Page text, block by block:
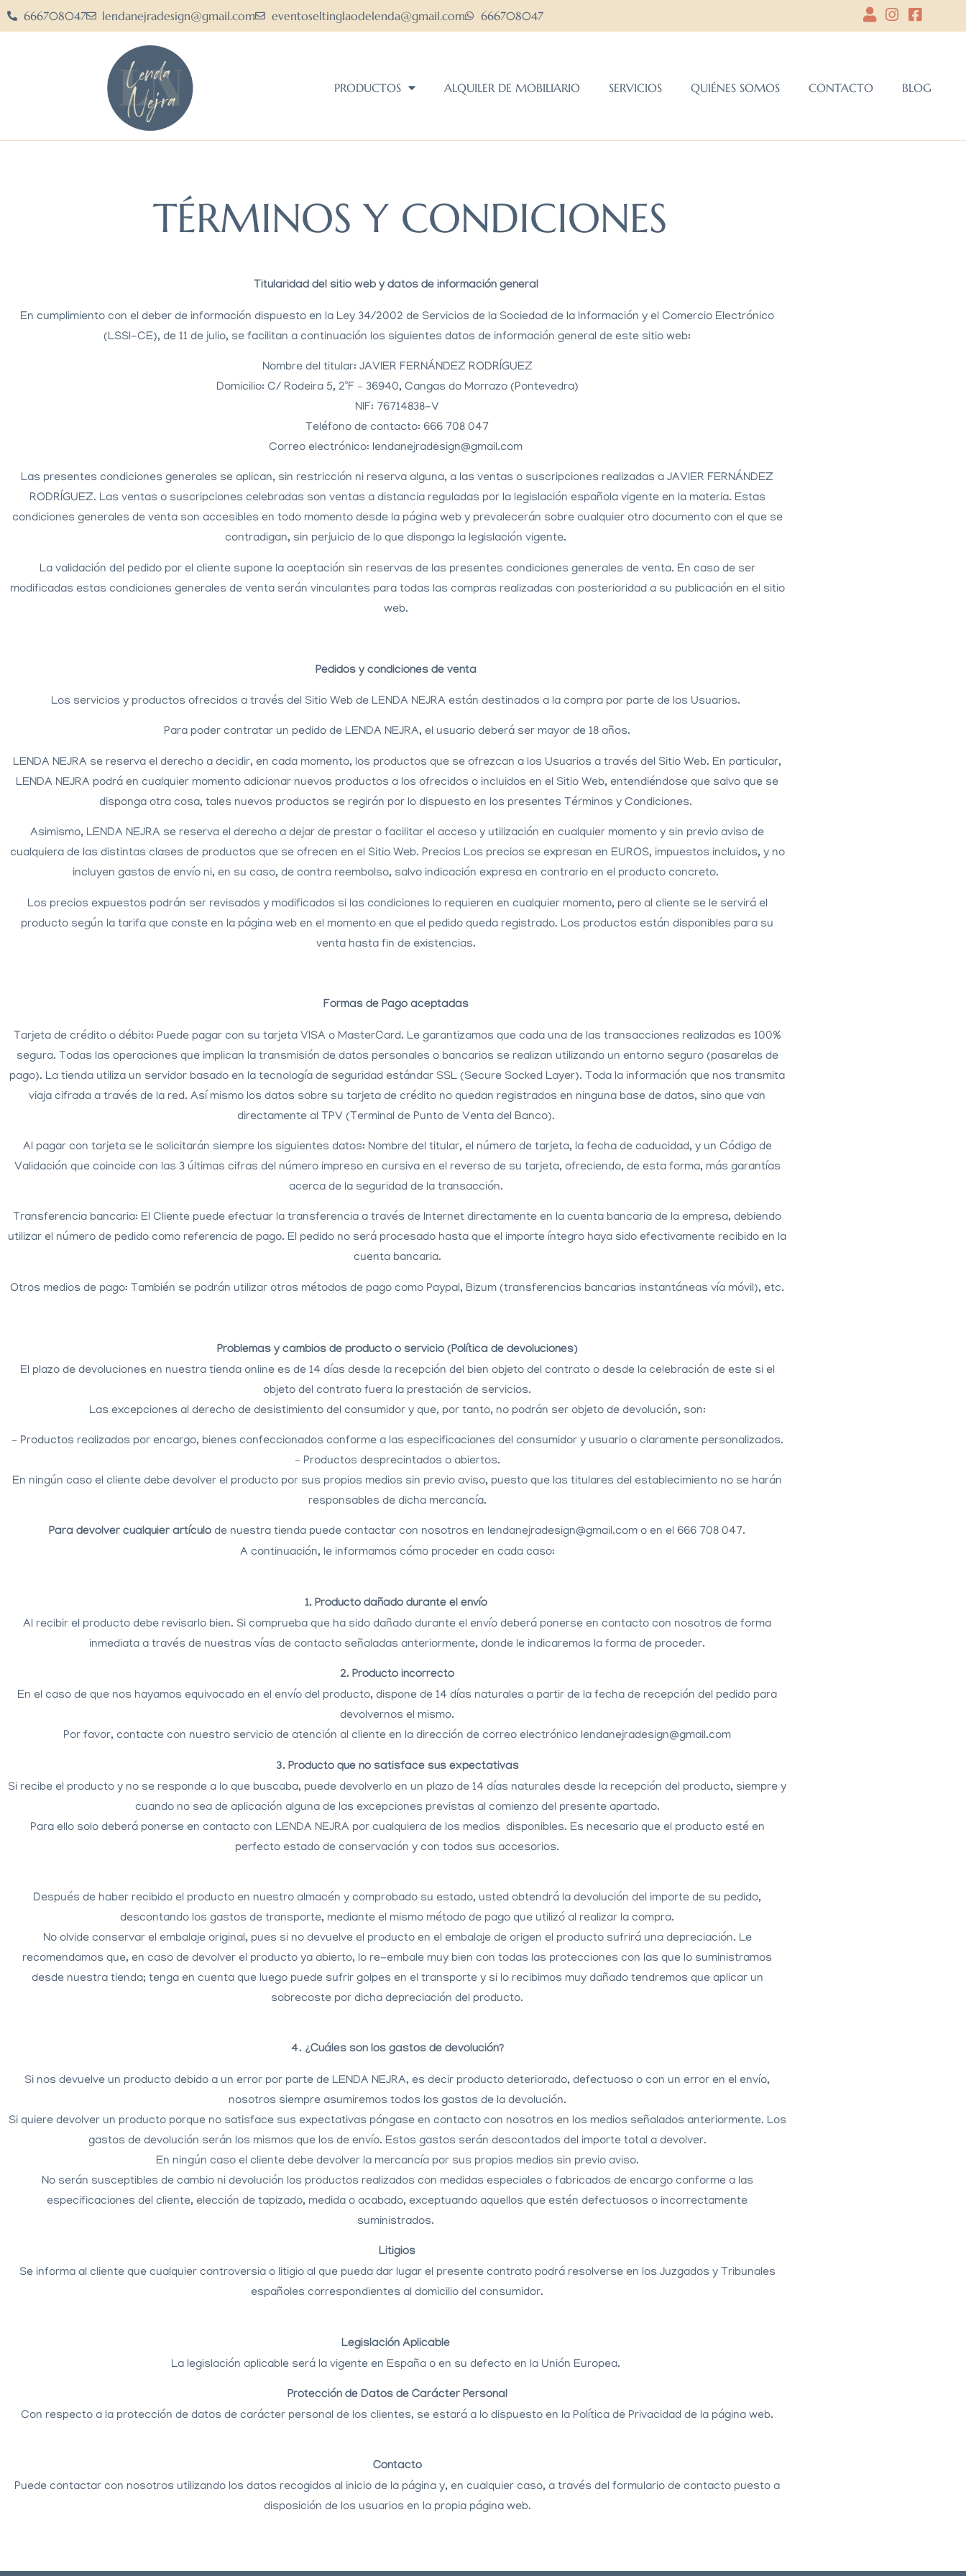
666708047 lendanejradesign@gmail.com eventoseltinglaodelenda@gmail.com 666708047
PRODUCTOS ALQUILER DE MOBILIARIO SERVICIOS QUIÉNES SOMOS CONTACTO BLOG
TÉRMINOS Y CONDICIONES
Titularidad del sitio web y datos de información general
En cumplimiento con el deber de información dispuesto en la Ley 34/2002 de Servicios de la Sociedad de la Información y el Comercio Electrónico
(LSSI-CE), de 11 de julio, se facilitan a continuación los siguientes datos de información general de este sitio web:
Nombre del titular: JAVIER FERNÁNDEZ RODRÍGUEZ
Domicilio: C/ Rodeira 5, 2ºF – 36940, Cangas do Morrazo (Pontevedra)
NIF: 76714838-V
Teléfono de contacto: 666 708 047
Correo electrónico: lendanejradesign@gmail.com
Las presentes condiciones generales se aplican, sin restricción ni reserva alguna, a las ventas o suscripciones realizadas a JAVIER FERNÁNDEZ
RODRÍGUEZ. Las ventas o suscripciones celebradas son ventas a distancia reguladas por la legislación española vigente en la materia. Estas
condiciones generales de venta son accesibles en todo momento desde la página web y prevalecerán sobre cualquier otro documento con el que se
contradigan, sin perjuicio de lo que disponga la legislación vigente.
La validación del pedido por el cliente supone la aceptación sin reservas de las presentes condiciones generales de venta. En caso de ser
modificadas estas condiciones generales de venta serán vinculantes para todas las compras realizadas con posterioridad a su publicación en el sitio
web.
Pedidos y condiciones de venta
Los servicios y productos ofrecidos a través del Sitio Web de LENDA NEJRA están destinados a la compra por parte de los Usuarios.
Para poder contratar un pedido de LENDA NEJRA, el usuario deberá ser mayor de 18 años.
LENDA NEJRA se reserva el derecho a decidir, en cada momento, los productos que se ofrezcan a los Usuarios a través del Sitio Web. En particular,
LENDA NEJRA podrá en cualquier momento adicionar nuevos productos a los ofrecidos o incluidos en el Sitio Web, entendiéndose que salvo que se
disponga otra cosa, tales nuevos productos se regirán por lo dispuesto en los presentes Términos y Condiciones.
Asimismo, LENDA NEJRA se reserva el derecho a dejar de prestar o facilitar el acceso y utilización en cualquier momento y sin previo aviso de
cualquiera de las distintas clases de productos que se ofrecen en el Sitio Web. Precios Los precios se expresan en EUROS, impuestos incluidos, y no
incluyen gastos de envío ni, en su caso, de contra reembolso, salvo indicación expresa en contrario en el producto concreto.
Los precios expuestos podrán ser revisados y modificados si las condiciones lo requieren en cualquier momento, pero al cliente se le servirá el
producto según la tarifa que conste en la página web en el momento en que el pedido queda registrado. Los productos están disponibles para su
venta hasta fin de existencias.
Formas de Pago aceptadas
Tarjeta de crédito o débito: Puede pagar con su tarjeta VISA o MasterCard. Le garantizamos que cada una de las transacciones realizadas es 100%
segura. Todas las operaciones que implican la transmisión de datos personales o bancarios se realizan utilizando un entorno seguro (pasarelas de
pago). La tienda utiliza un servidor basado en la tecnología de seguridad estándar SSL (Secure Socked Layer). Toda la información que nos transmita
viaja cifrada a través de la red. Así mismo los datos sobre su tarjeta de crédito no quedan registrados en ninguna base de datos, sino que van
directamente al TPV (Terminal de Punto de Venta del Banco).
Al pagar con tarjeta se le solicitarán siempre los siguientes datos: Nombre del titular, el número de tarjeta, la fecha de caducidad, y un Código de
Validación que coincide con las 3 últimas cifras del número impreso en cursiva en el reverso de su tarjeta, ofreciendo, de esta forma, más garantías
acerca de la seguridad de la transacción.
Transferencia bancaria: El Cliente puede efectuar la transferencia a través de Internet directamente en la cuenta bancaria de la empresa, debiendo
utilizar el número de pedido como referencia de pago. El pedido no será procesado hasta que el importe íntegro haya sido efectivamente recibido en la
cuenta bancaria.
Otros medios de pago: También se podrán utilizar otros métodos de pago como Paypal, Bizum (transferencias bancarias instantáneas vía móvil), etc.
Problemas y cambios de producto o servicio (Política de devoluciones)
El plazo de devoluciones en nuestra tienda online es de 14 días desde la recepción del bien objeto del contrato o desde la celebración de este si el
objeto del contrato fuera la prestación de servicios.
Las excepciones al derecho de desistimiento del consumidor y que, por tanto, no podrán ser objeto de devolución, son:
– Productos realizados por encargo, bienes confeccionados conforme a las especificaciones del consumidor y usuario o claramente personalizados.
– Productos desprecintados o abiertos.
En ningún caso el cliente debe devolver el producto por sus propios medios sin previo aviso, puesto que las titulares del establecimiento no se harán
responsables de dicha mercancía.
Para devolver cualquier artículo de nuestra tienda puede contactar con nosotros en lendanejradesign@gmail.com o en el 666 708 047.
A continuación, le informamos cómo proceder en cada caso:
1. Producto dañado durante el envío
Al recibir el producto debe revisarlo bien. Si comprueba que ha sido dañado durante el envío deberá ponerse en contacto con nosotros de forma
inmediata a través de nuestras vías de contacto señaladas anteriormente, donde le indicaremos la forma de proceder.
2. Producto incorrecto
En el caso de que nos hayamos equivocado en el envío del producto, dispone de 14 días naturales a partir de la fecha de recepción del pedido para
devolvernos el mismo.
Por favor, contacte con nuestro servicio de atención al cliente en la dirección de correo electrónico lendanejradesign@gmail.com
3. Producto que no satisface sus expectativas
Si recibe el producto y no se responde a lo que buscaba, puede devolverlo en un plazo de 14 días naturales desde la recepción del producto, siempre y
cuando no sea de aplicación alguna de las excepciones previstas al comienzo del presente apartado.
Para ello solo deberá ponerse en contacto con LENDA NEJRA por cualquiera de los medios disponibles. Es necesario que el producto esté en
perfecto estado de conservación y con todos sus accesorios.
Después de haber recibido el producto en nuestro almacén y comprobado su estado, usted obtendrá la devolución del importe de su pedido,
descontando los gastos de transporte, mediante el mismo método de pago que utilizó al realizar la compra.
No olvide conservar el embalaje original, pues si no devuelve el producto en el embalaje de origen el producto sufrirá una depreciación. Le
recomendamos que, en caso de devolver el producto ya abierto, lo re-embale muy bien con todas las protecciones con las que lo suministramos
desde nuestra tienda; tenga en cuenta que luego puede sufrir golpes en el transporte y si lo recibimos muy dañado tendremos que aplicar un
sobrecoste por dicha depreciación del producto.
4. ¿Cuáles son los gastos de devolución?
Si nos devuelve un producto debido a un error por parte de LENDA NEJRA, es decir producto deteriorado, defectuoso o con un error en el envío,
nosotros siempre asumiremos todos los gastos de la devolución.
Si quiere devolver un producto porque no satisface sus expectativas póngase en contacto con nosotros en los medios señalados anteriormente. Los
gastos de devolución serán los mismos que los de envío. Estos gastos serán descontados del importe total a devolver.
En ningún caso el cliente debe devolver la mercancía por sus propios medios sin previo aviso.
No serán susceptibles de cambio ni devolución los productos realizados con medidas especiales o fabricados de encargo conforme a las
especificaciones del cliente, elección de tapizado, medida o acabado, exceptuando aquellos que estén defectuosos o incorrectamente
suministrados.
Litigios
Se informa al cliente que cualquier controversia o litigio al que pueda dar lugar el presente contrato podrá resolverse en los Juzgados y Tribunales
españoles correspondientes al domicilio del consumidor.
Legislación Aplicable
La legislación aplicable será la vigente en España o en su defecto en la Unión Europea.
Protección de Datos de Carácter Personal
Con respecto a la protección de datos de carácter personal de los clientes, se estará a lo dispuesto en la Política de Privacidad de la página web.
Contacto
Puede contactar con nosotros utilizando los datos recogidos al inicio de la página y, en cualquier caso, a través del formulario de contacto puesto a
disposición de los usuarios en la propia página web.